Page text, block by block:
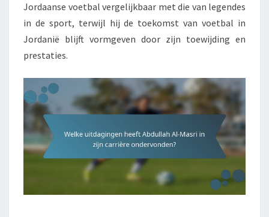
Jordaanse voetbal vergelijkbaar met die van legendes
in de sport, terwijl hij de toekomst van voetbal in
Jordanië blijft vormgeven door zijn toewijding en
prestaties.